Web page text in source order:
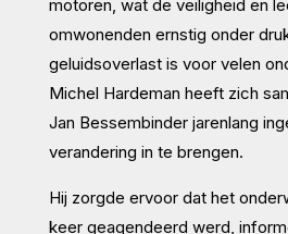
motoren, wat de veiligheid en
omwonenden ernstig onder
geluidsoverlast is voor velen
Michel Hardeman heeft zich
Jan Bessembinder jarenlang
verandering in te brengen.
Hij zorgde ervoor dat het
keer geagendeerd werd,